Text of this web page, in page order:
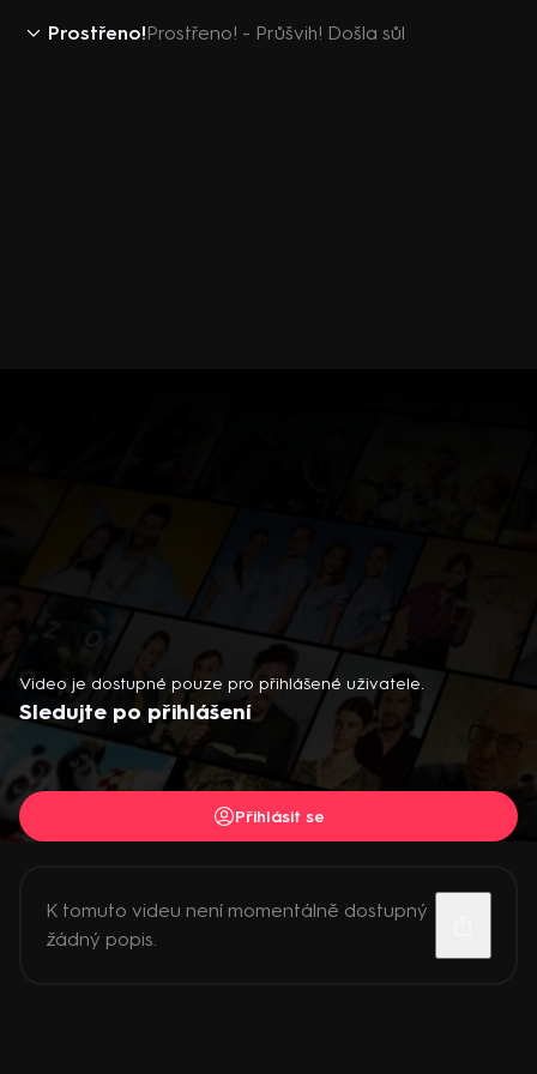
Prostřeno!Prostřeno! - Průšvih! Došla sůl
Video je dostupné pouze pro přihlášené uživatele.
Sledujte po přihlášení
Přihlásit se
K tomuto videu není momentálně dostupný
žádný popis.